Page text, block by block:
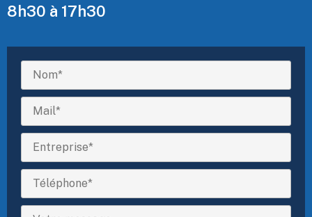
8h30 à 17h30